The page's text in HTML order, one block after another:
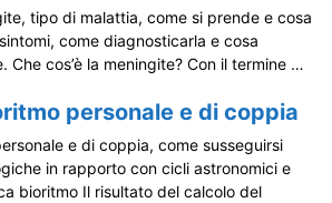
tipo di malattia, come si prende e cosa
come diagnosticarla e cosa
Che cos’è la meningite? Con il termine …
personale e di coppia
e di coppia, come susseguirsi
in rapporto con cicli astronomici e
bioritmo Il risultato del calcolo del